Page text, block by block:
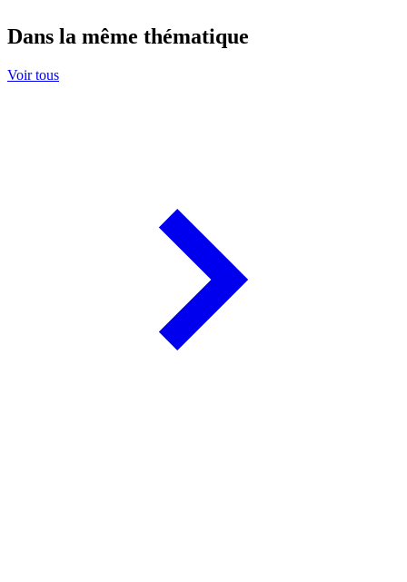
Dans la même thématique
Voir tous